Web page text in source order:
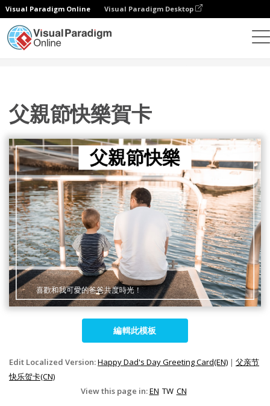
Visual Paradigm Online Visual Paradigm Desktop
父親節快樂賀卡
編輯此模板
Edit Localized Version:Happy Dad's Day Greeting Card(EN) | 父亲节
快乐贺卡(CN)
View this page in:EN TW CN